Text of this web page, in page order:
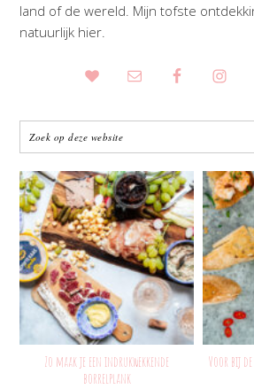
land of de wereld. Mijn tofste
natuurlijk hier.
Zo maak je een indrukwekkende
borrelplank
Voor bij